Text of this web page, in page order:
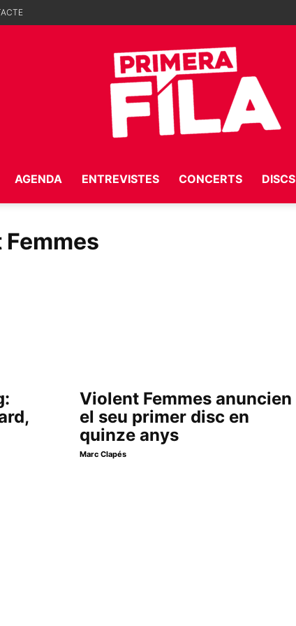
AGENDA ENTREVISTES CONCERTS DISCS
Violent Femmes anuncien
el seu primer disc en
quinze anys
Marc Clapés